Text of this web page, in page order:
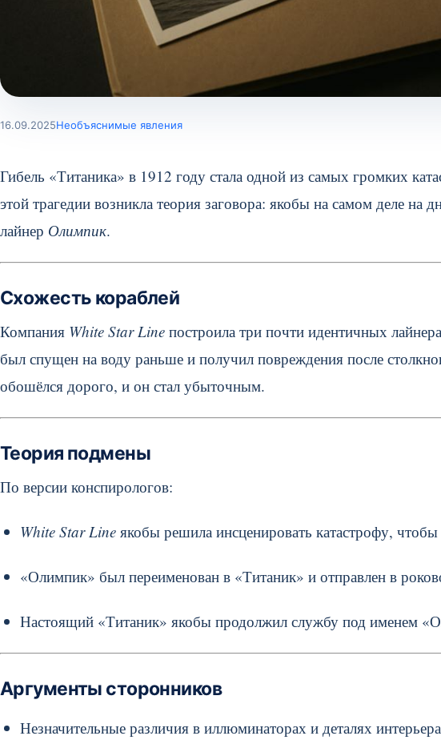
16.09.2025Необъяснимые явления
Гибель «Титаника» в 1912 году стала одной из самых громких
этой трагедии возникла теория заговора: якобы на самом деле на
лайнер Олимпик.
Схожесть кораблей
Компания White Star Line построила три почти идентичных
был спущен на воду раньше и получил повреждения после
обошёлся дорого, и он стал убыточным.
Теория подмены
По версии конспирологов:
White Star Line якобы решила инсценировать катастрофу,
«Олимпик» был переименован в «Титаник» и отправлен в
Настоящий «Титаник» якобы продолжил службу под именем
Аргументы сторонников
Незначительные различия в иллюминаторах и деталях